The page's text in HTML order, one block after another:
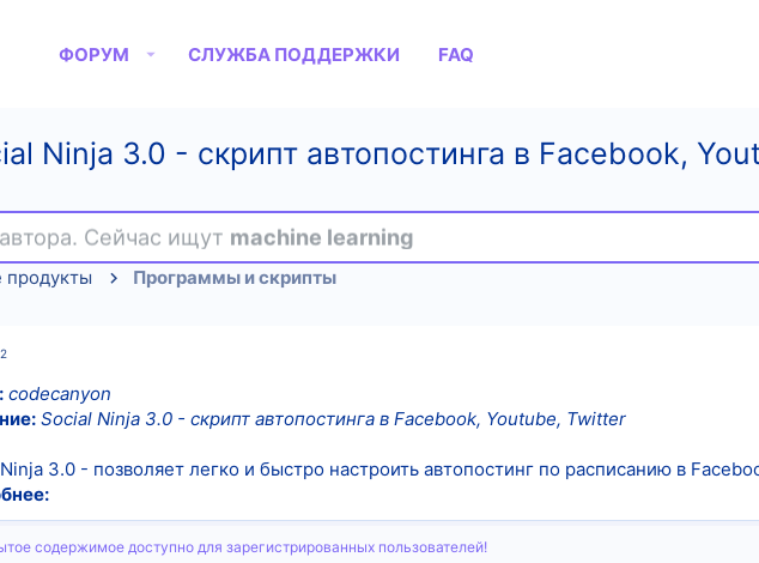
ФОРУМ СЛУЖБА ПОДДЕРЖКИ FAQ
Ninja 3.0 - скрипт автопостинга в Facebook,
Сейчас ищут machine learning
Программы и скрипты
codecanyon
Social Ninja 3.0 - скрипт автопостинга в Facebook, Youtube, Twitter
3.0 - позволяет легко и быстро настроить автопостинг по расписанию в
содержимое доступно для зарегистрированных пользователей!